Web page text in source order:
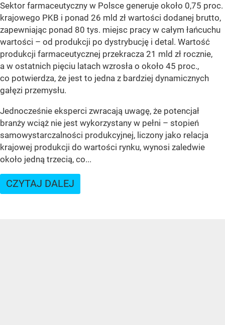
Sektor farmaceutyczny w Polsce generuje około 0,75 proc.
krajowego PKB i ponad 26 mld zł wartości dodanej brutto,
zapewniając ponad 80 tys. miejsc pracy w całym łańcuchu
wartości – od produkcji po dystrybucję i detal. Wartość
produkcji farmaceutycznej przekracza 21 mld zł rocznie,
a w ostatnich pięciu latach wzrosła o około 45 proc.,
co potwierdza, że jest to jedna z bardziej dynamicznych
gałęzi przemysłu.
Jednocześnie eksperci zwracają uwagę, że potencjał
branży wciąż nie jest wykorzystany w pełni – stopień
samowystarczalności produkcyjnej, liczony jako relacja
krajowej produkcji do wartości rynku, wynosi zaledwie
około jedną trzecią, co...
CZYTAJ DALEJ